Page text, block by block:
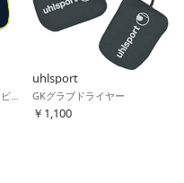
uhlsport
GKグラブドライヤー
￥1,100